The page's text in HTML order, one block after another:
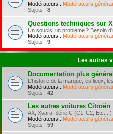
Modérateurs : Modérateurs
Sujets : 8
Questions techniques sur
Un soucis, un problème ? Besoin
Modérateurs : Modérateurs
Sujets : 9
Les autres
Documentation plus
L'histoire de la marque, les lieux, les
Modérateurs : Modérateurs
Sujets : 42
Les autres voitures Citroën
AX, Xsara, Série C (C1, C2,
Modérateurs : Modérateurs
Sujets : 59